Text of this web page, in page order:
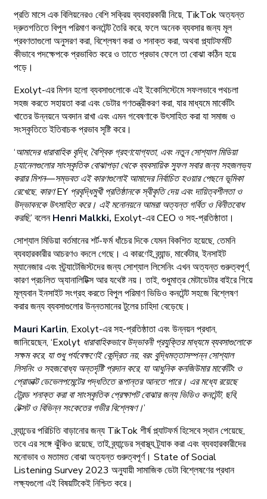
প্রতি মাসে এক বিলিয়নেরও বেশি সক্রিয় ব্যবহারকারী নিয়ে, TikTok অত্যন্ত
দ্রুতগতিতে বিপুল পরিমাণ কনটেন্ট তৈরি করে, ফলে অনেক ব্যবসার জন্য মূল
প্রবণতাগুলো অনুসরণ করা, বিশ্লেষণ করা ও শনাক্ত করা, অথবা প্ল্যাটফর্মটি
কীভাবে পদক্ষেপকে প্রভাবিত করে ও তাতে প্রভাব ফেলে তা বোঝা কঠিন হয়ে
পড়ে।
Exolyt-এর মিশন হলো ব্যবসাগুলোকে এই ইকোসিস্টেমে সফলভাবে পথচলা
সহজ করতে সহায়তা করা এবং ডেটার গণতন্ত্রীকরণ করা, যার মাধ্যমে মার্কেটিং
খাতের উন্নয়নে অবদান রাখা এবং এমন গবেষণাকে উৎসাহিত করা যা সমাজ ও
সংস্কৃতিতে ইতিবাচক প্রভাব সৃষ্টি করে।
‘আমাদের ধারাবাহিক বৃদ্ধি, বৈশ্বিক গ্রহণযোগ্যতা, এবং নতুন সোশ্যাল মিডিয়া
চ্যানেলগুলোর সাংস্কৃতিক বোঝাপড়া থেকে ব্যবসায়িক সুফল সবার জন্য সহজলভ্য
করার মিশন—সম্ভবত এই কারণগুলোই আমাদের নির্বাচিত হওয়ার পেছনে ভূমিকা
রেখেছে, কারণ EY প্রবৃদ্ধিমুখী প্রতিষ্ঠানকে স্বীকৃতি দেয় এবং দায়িত্বশীলতা ও
উদ্ভাবনকে উৎসাহিত করে। এই মনোনয়নে আমরা অত্যন্ত গর্বিত ও বিনীতবোধ
করছি,’ বলেনHenri Malkki, Exolyt-এর CEO ও সহ-প্রতিষ্ঠাতা।
সোশ্যাল মিডিয়া বর্তমানের শর্ট-ফর্ম ধাঁচের দিকে যেমন বিকশিত হয়েছে, তেমনি
ব্যবহারকারীর আচরণও বদলে গেছে। এ কারণেই ব্র্যান্ড, মার্কেটার, ইনসাইট
ম্যানেজার এবং স্ট্র্যাটেজিস্টদের জন্য সোশ্যাল লিসেনিং এখন অত্যন্ত গুরুত্বপূর্ণ,
কারণ প্রচলিত অ্যানালিটিক্স আর যথেষ্ট নয়। তাই, শুধুমাত্র মেটাডেটার বাইরে গিয়ে
মূল্যবান ইনসাইট সংগ্রহ করতে বিপুল পরিমাণ ভিডিও কনটেন্ট সহজে বিশ্লেষণ
করার জন্য ব্যবসাগুলোর উন্নতমানের টুলের চাহিদা বেড়েছে।
Mauri Karlin, Exolyt-এর সহ-প্রতিষ্ঠাতা এবং উন্নয়ন প্রধান,
জানিয়েছেন, ‘Exolyt ধারাবাহিকভাবে উদ্ভাবনী প্রযুক্তির মাধ্যমে ব্যবসাগুলোকে
সক্ষম করে, যা শুধু পর্যবেক্ষণেই কেন্দ্রিত নয়, বরং বুদ্ধিমত্তাসম্পন্ন সোশ্যাল
লিসনিং ও সহজবোধ্য অন্তর্দৃষ্টি প্রদান করে, যা আধুনিক কনজিউমার মার্কেটিং ও
প্রোডাক্ট ডেভেলপমেন্টের পদ্ধতিতে রূপান্তর আনতে পারে। এর মধ্যে রয়েছে
ট্রেন্ড শনাক্ত করা বা সাংস্কৃতিক প্রেক্ষাপট বোঝার জন্য ভিডিও কনটেন্ট, ছবি,
টেক্সট ও বিভিন্ন সংকেতের গভীর বিশ্লেষণ।’
ব্র্যান্ডের পরিচিতি বাড়ানোর জন্য TikTok শীর্ষ প্ল্যাটফর্ম হিসেবে স্থান পেয়েছে,
তবে এর সঙ্গে ঝুঁকিও রয়েছে, তাই ব্র্যান্ডের স্বাস্থ্য ট্র্যাক করা এবং ব্যবহারকারীদের
মনোভাব ও মতামত বোঝা অত্যন্ত গুরুত্বপূর্ণ। State of Social
Listening Survey 2023 অনুযায়ী সামাজিক ডেটা বিশ্লেষণের প্রধান
লক্ষ্যগুলো এই বিষয়টিকেই নিশ্চিত করে।